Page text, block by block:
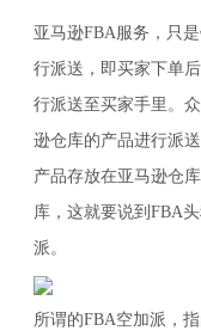
亚马逊FBA服务，只
行派送，即买家下单
行派送至买家手里。
逊仓库的产品进行派
产品存放在亚马逊仓
库，这就要说到FBA
派。
所谓的FBA空加派，